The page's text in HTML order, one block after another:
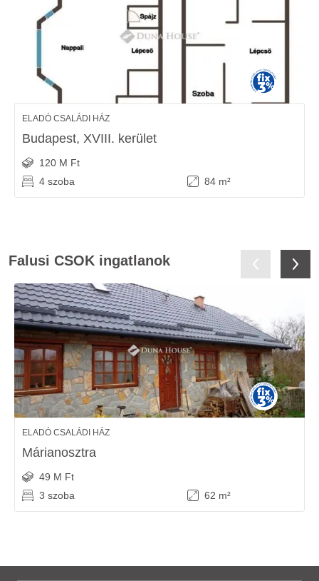
ELADÓ CSALÁDI HÁZ
Budapest, XVIII. kerület
120 M Ft
4 szoba
84 m²
Falusi CSOK ingatlanok
ELADÓ CSALÁDI HÁZ
Márianosztra
49 M Ft
3 szoba
62 m²